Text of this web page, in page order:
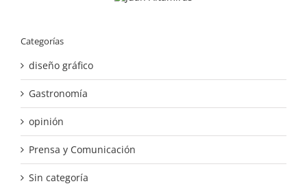
Categorías
diseño gráfico
Gastronomía
opinión
Prensa y Comunicación
Sin categoría